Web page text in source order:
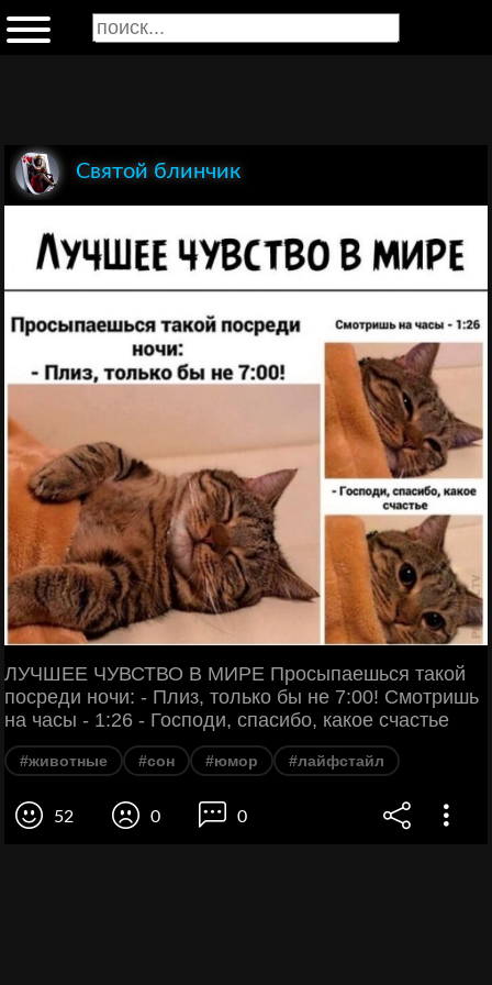
Святой блинчик
ЛУЧШЕЕ ЧУВСТВО В МИРЕ Просыпаешься такой
посреди ночи: - Плиз, только бы не 7:00! Смотришь
на часы - 1:26 - Господи, спасибо, какое счастье
#животные #сон #юмор #лайфстайл
52 0 0